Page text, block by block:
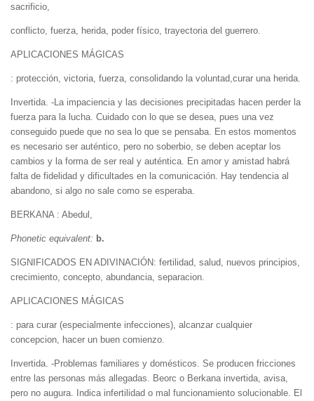
sacrificio,
conflicto, fuerza, herida, poder físico, trayectoria del guerrero.
APLICACIONES MÁGICAS
: protección, victoria, fuerza, consolidando la voluntad,curar una herida.
Invertida. -La impaciencia y las decisiones precipitadas hacen perder la
fuerza para la lucha. Cuidado con lo que se desea, pues una vez
conseguido puede que no sea lo que se pensaba. En estos momentos
es necesario ser auténtico, pero no soberbio, se deben aceptar los
cambios y la forma de ser real y auténtica. En amor y amistad habrá
falta de fidelidad y dificultades en la comunicación. Hay tendencia al
abandono, si algo no sale como se esperaba.
BERKANA : Abedul,
Phonetic equivalent: b.
SIGNIFICADOS EN ADIVINACIÓN: fertilidad, salud, nuevos principios,
crecimiento, concepto, abundancia, separacion.
APLICACIONES MÁGICAS
: para curar (especialmente infecciones), alcanzar cualquier
concepcion, hacer un buen comienzo.
Invertida. -Problemas familiares y domésticos. Se producen fricciones
entre las personas más allegadas. Beorc o Berkana invertida, avisa,
pero no augura. Indica infertilidad o mal funcionamiento solucionable. El